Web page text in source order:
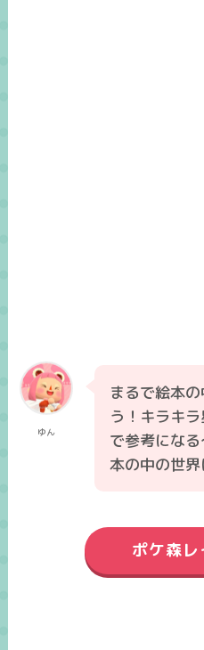
ゆん
まるで絵本
う！キラキ
で参考にな
本の中の世
ポケ森レ